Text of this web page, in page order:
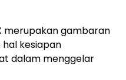
merupakan gambaran
kesiapan
dalam menggelar